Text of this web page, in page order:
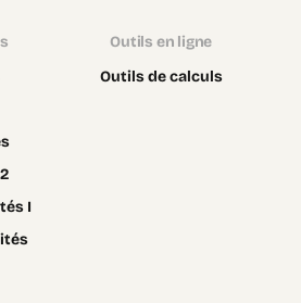
I
Outils en ligne
Outils de calculs